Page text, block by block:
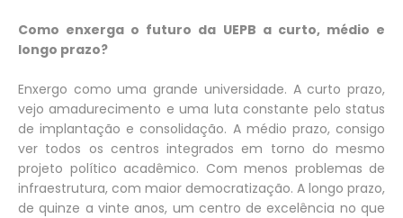
Como enxerga o futuro da UEPB a curto, médio e
longo prazo?
Enxergo como uma grande universidade. A curto prazo,
vejo amadurecimento e uma luta constante pelo status
de implantação e consolidação. A médio prazo, consigo
ver todos os centros integrados em torno do mesmo
projeto político acadêmico. Com menos problemas de
infraestrutura, com maior democratização. A longo prazo,
de quinze a vinte anos, um centro de excelência no que